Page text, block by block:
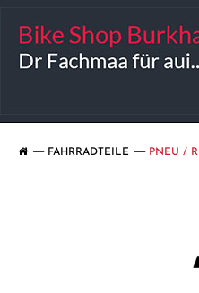
FAHRRADTEILE PNEU /